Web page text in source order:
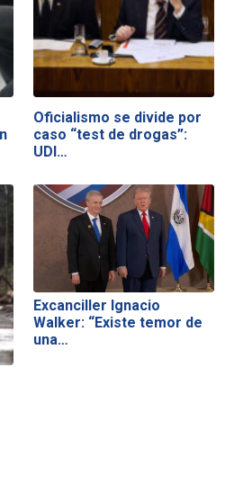
Oficialismo se divide por
caso “test de drogas”:
UDI…
Excanciller Ignacio
Walker: “Existe temor de
una…